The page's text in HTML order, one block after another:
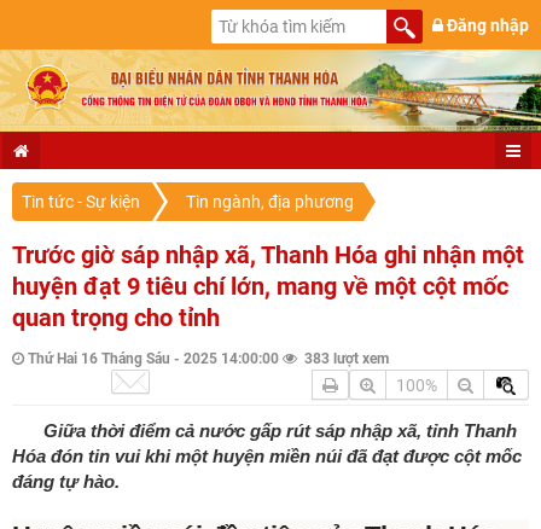
Đăng nhập
Tin tức - Sự kiện Tin ngành, địa phương
Trước giờ sáp nhập xã, Thanh Hóa ghi nhận một
huyện đạt 9 tiêu chí lớn, mang về một cột mốc
quan trọng cho tỉnh
Thứ Hai 16 Tháng Sáu - 2025 14:00:00 383 lượt xem
100%
Giữa thời điểm cả nước gấp rút sáp nhập xã, tỉnh Thanh
Hóa đón tin vui khi một huyện miền núi đã đạt được cột mốc
đáng tự hào.